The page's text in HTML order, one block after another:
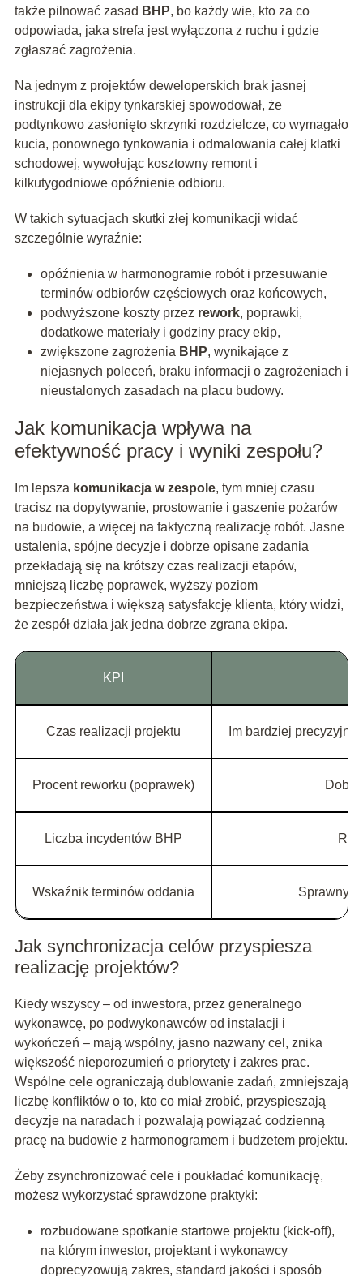
także pilnować zasad BHP, bo każdy wie, kto za co
odpowiada, jaka strefa jest wyłączona z ruchu i gdzie
zgłaszać zagrożenia.
Na jednym z projektów deweloperskich brak jasnej
instrukcji dla ekipy tynkarskiej spowodował, że
podtynkowo zasłonięto skrzynki rozdzielcze, co wymagało
kucia, ponownego tynkowania i odmalowania całej klatki
schodowej, wywołując kosztowny remont i
kilkutygodniowe opóźnienie odbioru.
W takich sytuacjach skutki złej komunikacji widać
szczególnie wyraźnie:
opóźnienia w harmonogramie robót i przesuwanie
terminów odbiorów częściowych oraz końcowych,
podwyższone koszty przez rework, poprawki,
dodatkowe materiały i godziny pracy ekip,
zwiększone zagrożenia BHP, wynikające z
niejasnych poleceń, braku informacji o zagrożeniach i
nieustalonych zasadach na placu budowy.
Jak komunikacja wpływa na
efektywność pracy i wyniki zespołu?
Im lepsza komunikacja w zespole, tym mniej czasu
tracisz na dopytywanie, prostowanie i gaszenie pożarów
na budowie, a więcej na faktyczną realizację robót. Jasne
ustalenia, spójne decyzje i dobrze opisane zadania
przekładają się na krótszy czas realizacji etapów,
mniejszą liczbę poprawek, wyższy poziom
bezpieczeństwa i większą satysfakcję klienta, który widzi,
że zespół działa jak jedna dobrze zgrana ekipa.
KPI
Czas realizacji projektu Im bardziej
Procent reworku (poprawek)
Liczba incydentów BHP
Wskaźnik terminów oddania Sprawny
Jak synchronizacja celów przyspiesza
realizację projektów?
Kiedy wszyscy – od inwestora, przez generalnego
wykonawcę, po podwykonawców od instalacji i
wykończeń – mają wspólny, jasno nazwany cel, znika
większość nieporozumień o priorytety i zakres prac.
Wspólne cele ograniczają dublowanie zadań, zmniejszają
liczbę konfliktów o to, kto co miał zrobić, przyspieszają
decyzje na naradach i pozwalają powiązać codzienną
pracę na budowie z harmonogramem i budżetem projektu.
Żeby zsynchronizować cele i poukładać komunikację,
możesz wykorzystać sprawdzone praktyki:
rozbudowane spotkanie startowe projektu (kick-off),
na którym inwestor, projektant i wykonawcy
doprecyzowują zakres, standard jakości i sposób